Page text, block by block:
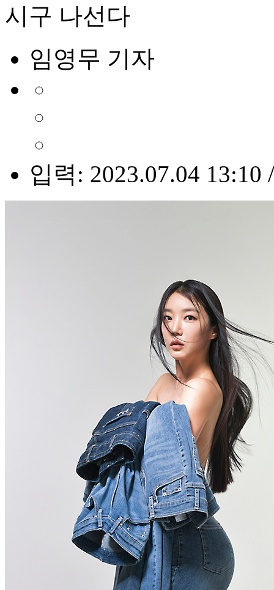
시구 나선다
임영무 기자
입력: 2023.07.04 13:10